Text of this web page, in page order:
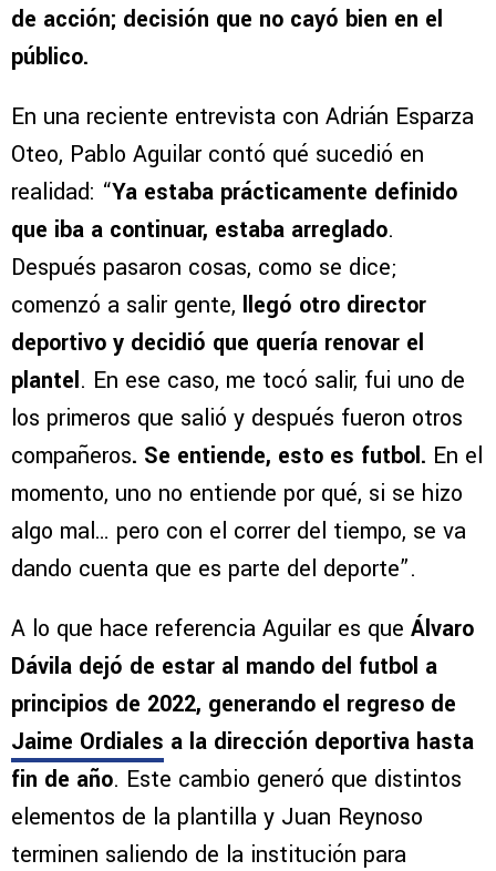
de acción; decisión que no cayó bien en el
público.
En una reciente entrevista con Adrián Esparza
Oteo, Pablo Aguilar contó qué sucedió en
realidad: “Ya estaba prácticamente definido
que iba a continuar, estaba arreglado.
Después pasaron cosas, como se dice;
comenzó a salir gente, llegó otro director
deportivo y decidió que quería renovar el
plantel. En ese caso, me tocó salir, fui uno de
los primeros que salió y después fueron otros
compañeros. Se entiende, esto es futbol. En el
momento, uno no entiende por qué, si se hizo
algo mal… pero con el correr del tiempo, se va
dando cuenta que es parte del deporte”.
A lo que hace referencia Aguilar es que Álvaro
Dávila dejó de estar al mando del futbol a
principios de 2022, generando el regreso de
Jaime Ordiales a la dirección deportiva hasta
fin de año. Este cambio generó que distintos
elementos de la plantilla y Juan Reynoso
terminen saliendo de la institución para